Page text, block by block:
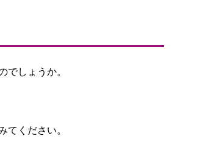
しょうか。
ください。